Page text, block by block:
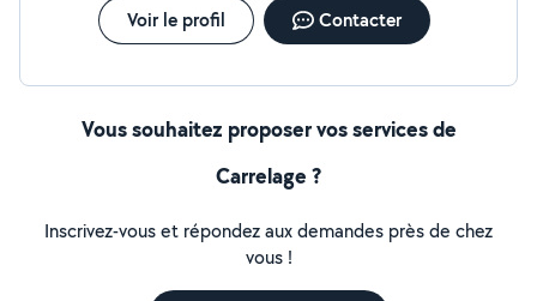
Voir le profil Contacter
Vous souhaitez proposer vos services de
Carrelage ?
Inscrivez-vous et répondez aux demandes près de chez
vous !